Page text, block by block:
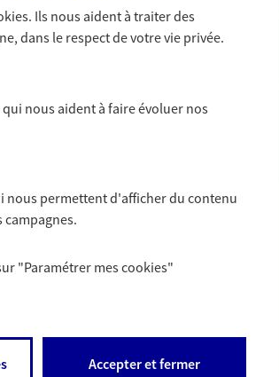
. Ils nous aident à traiter des
dans le respect de votre vie privée.
qui nous aident à faire évoluer nos
nous permettent d'afficher du contenu
"Paramétrer mescookies"
Accepter et fermer